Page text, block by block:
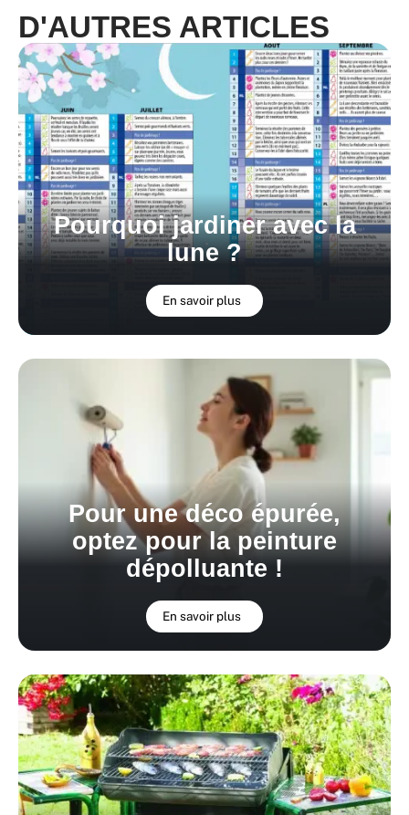
D'AUTRES ARTICLES
Pourquoi jardiner avec la
lune ?
En savoir plus
Pour une déco épurée,
optez pour la peinture
dépolluante !
En savoir plus